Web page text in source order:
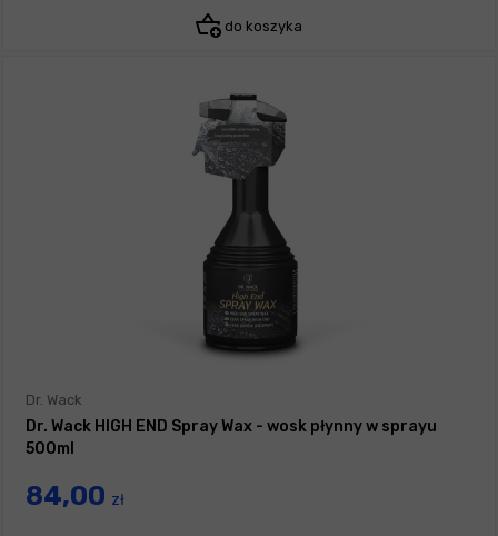
do koszyka
Dr. Wack
Dr. Wack HIGH END Spray Wax - wosk płynny w sprayu
500ml
84,00 zł